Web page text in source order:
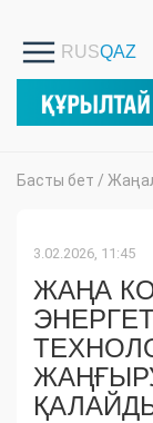
Басты бет /
3.02.2026, 11:45
ЖАҢА